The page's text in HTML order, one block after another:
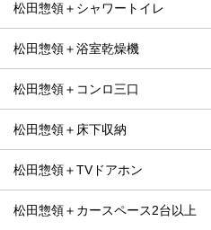
松田惣領＋シャワートイレ
松田惣領＋浴室乾燥機
松田惣領＋コンロ三口
松田惣領＋床下収納
松田惣領＋TVドアホン
松田惣領＋カースペース2台以上